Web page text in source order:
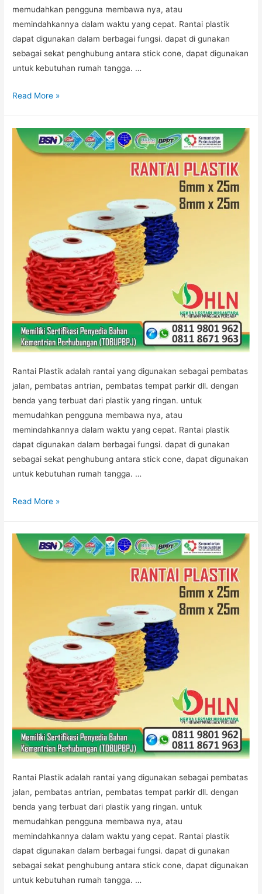
memudahkan pengguna membawa nya, atau
memindahkannya dalam waktu yang cepat. Rantai plastik
dapat digunakan dalam berbagai fungsi. dapat di gunakan
sebagai sekat penghubung antara stick cone, dapat digunakan
untuk kebutuhan rumah tangga. …
RANTAI
Read More »
Rantai Plastik adalah rantai yang digunakan sebagai pembatas
jalan, pembatas antrian, pembatas tempat parkir dll. dengan
benda yang terbuat dari plastik yang ringan. untuk
memudahkan pengguna membawa nya, atau
memindahkannya dalam waktu yang cepat. Rantai plastik
dapat digunakan dalam berbagai fungsi. dapat di gunakan
sebagai sekat penghubung antara stick cone, dapat digunakan
untuk kebutuhan rumah tangga. …
JUAL
Read More »
Rantai Plastik adalah rantai yang digunakan sebagai pembatas
jalan, pembatas antrian, pembatas tempat parkir dll. dengan
benda yang terbuat dari plastik yang ringan. untuk
memudahkan pengguna membawa nya, atau
memindahkannya dalam waktu yang cepat. Rantai plastik
dapat digunakan dalam berbagai fungsi. dapat di gunakan
sebagai sekat penghubung antara stick cone, dapat digunakan
untuk kebutuhan rumah tangga. …